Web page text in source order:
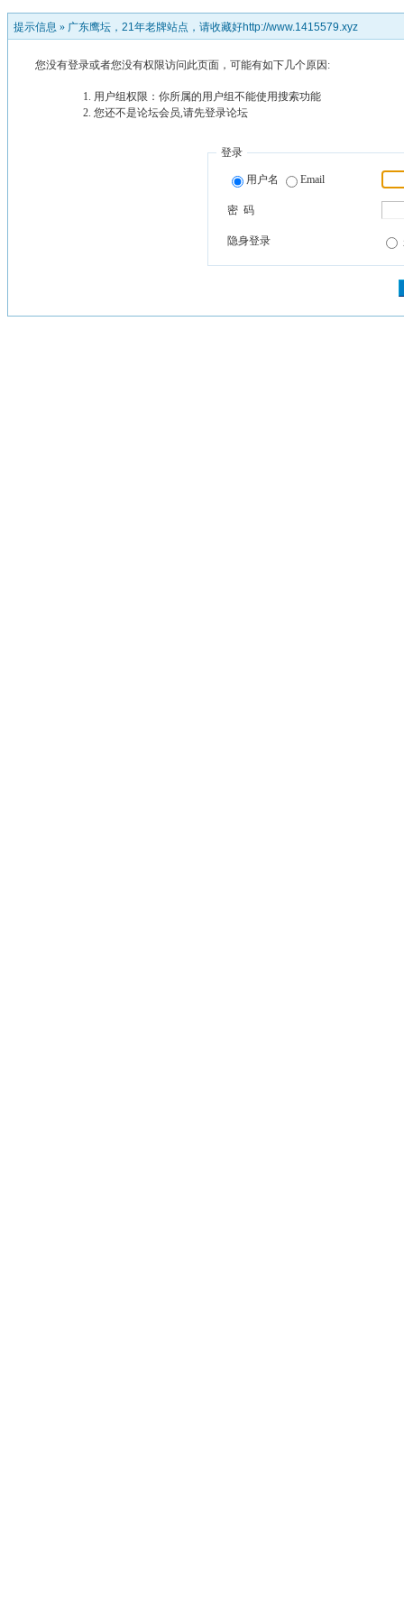
提示信息 » 广东鹰坛，21年老牌站点，请收藏好http://www.1415579.xyz
您没有登录或者您没有权限访问此页面，可能有如下几个原因:
用户组权限：你所属的用户组不能使用搜索功能
您还不是论坛会员,请先登录论坛
登录
用户名 Email
密 码
隐身登录